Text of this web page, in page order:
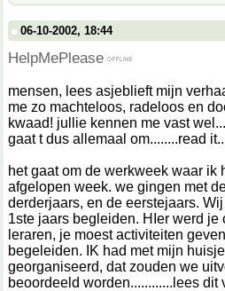
06-10-2002, 18:44
HelpMePlease
mensen, lees asjeblieft mijn
me zo machteloos, radeloos en
kwaad! jullie kennen me vast
gaat t dus allemaal om........read
het gaat om de werkweek waar ik
afgelopen week. we gingen met
derderjaars, en de eerstejaars.
1ste jaars begleiden. HIer werd je
leraren, je moest activiteiten
begeleiden. IK had met mijn
georganiseerd, dat zouden we
beoordeeld worden............lees dit